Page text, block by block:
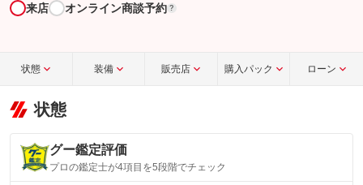
来店 オンライン商談予約 ?
状態 装備 販売店 購入パック ローン
状態
グー鑑定評価
プロの鑑定士が4項目を5段階でチェック